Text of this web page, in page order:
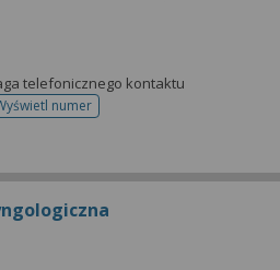
telefonicznego kontaktu
numer
telefonu do rejestracji